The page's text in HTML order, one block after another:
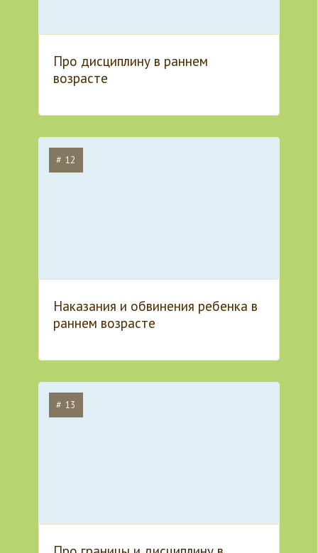
Про дисциплину в раннем
возрасте
# 12
Наказания и обвинения ребенка в
раннем возрасте
# 13